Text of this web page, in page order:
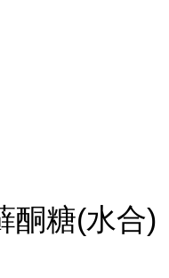
酮糖(水合)